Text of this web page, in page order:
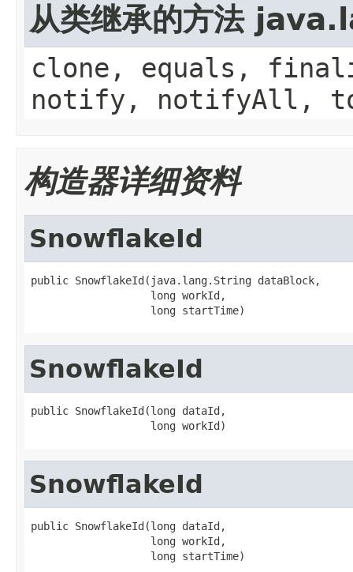
从类继承的方法
clone, equals,
notify, notifyAll,
构造器详细资料
SnowflakeId
public SnowflakeId(java.lang.String dataBlock,
                   long workId,
                   long startTime)
SnowflakeId
public SnowflakeId(long dataId,
                   long workId)
SnowflakeId
public SnowflakeId(long dataId,
                   long workId,
                   long startTime)